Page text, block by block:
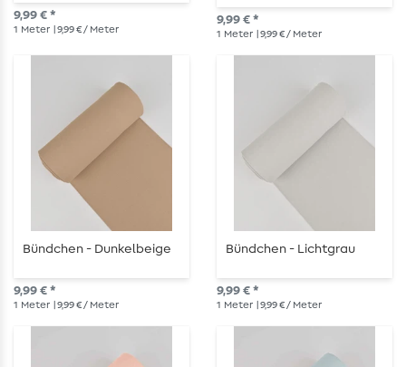
9,99 € *
1 Meter | 9,99 € / Meter
9,99 € *
1 Meter | 9,99 € / Meter
Bündchen - Dunkelbeige
9,99 € *
1 Meter | 9,99 € / Meter
Bündchen - Lichtgrau
9,99 € *
1 Meter | 9,99 € / Meter